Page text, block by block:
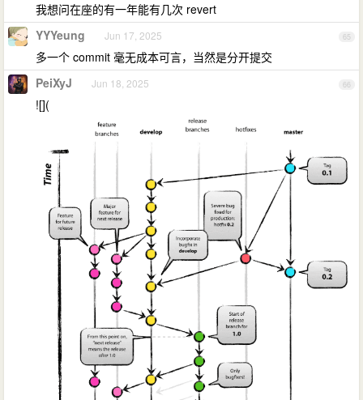
我想问在座的有一年能有几次 revert
65
YYYeung Jun 17, 2025
多一个 commit 毫无成本可言，当然是分开提交
66
PeiXyJ Jun 18, 2025
![](